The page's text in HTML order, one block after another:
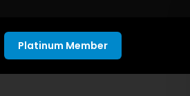
Platinum Member